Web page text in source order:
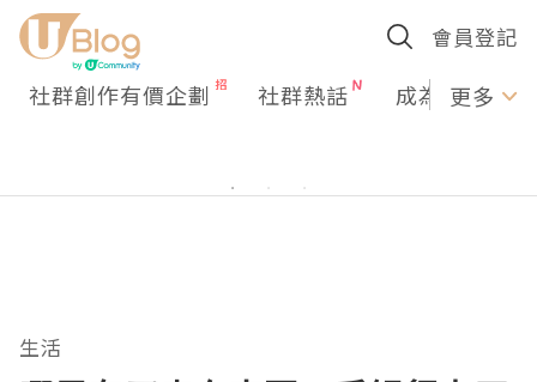
會員登記
社群創作有價企劃 社群熱話 成為U更多
生活